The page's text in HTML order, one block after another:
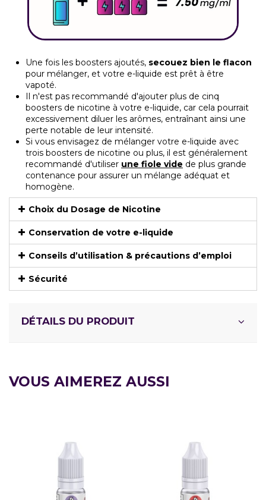
Une fois les boosters ajoutés, secouez bien le flacon
pour mélanger, et votre e-liquide est prêt à être
vapoté.
Il n'est pas recommandé d'ajouter plus de cinq
boosters de nicotine à votre e-liquide, car cela pourrait
excessivement diluer les arômes, entraînant ainsi une
perte notable de leur intensité.
Si vous envisagez de mélanger votre e-liquide avec
trois boosters de nicotine ou plus, il est généralement
recommandé d'utiliser une fiole vide de plus grande
contenance pour assurer un mélange adéquat et
homogène.
Choix du Dosage de Nicotine
Conservation de votre e-liquide
Conseils d’utilisation & précautions d’emploi
Sécurité
DÉTAILS DU PRODUIT
VOUS AIMEREZ AUSSI